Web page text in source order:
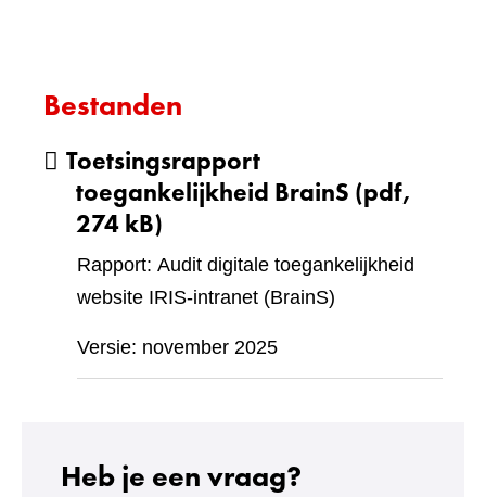
Bestanden
Toetsingsrapport
toegankelijkheid BrainS (pdf,
274 kB)
Rapport: Audit digitale toegankelijkheid
website IRIS-intranet (BrainS)
Versie: november 2025
Heb je een vraag?